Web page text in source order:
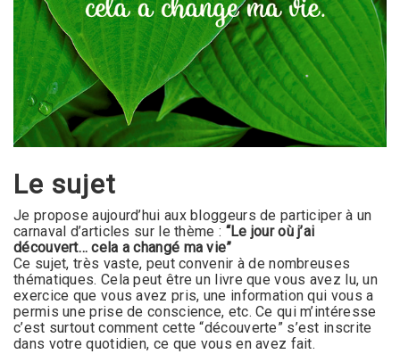
Le sujet
Je propose aujourd’hui aux bloggeurs de participer à un
carnaval d’articles sur le thème : “Le jour où j’ai
découvert… cela a changé ma vie”
Ce sujet, très vaste, peut convenir à de nombreuses
thématiques. Cela peut être un livre que vous avez lu, un
exercice que vous avez pris, une information qui vous a
permis une prise de conscience, etc. Ce qui m’intéresse
c’est surtout comment cette “découverte” s’est inscrite
dans votre quotidien, ce que vous en avez fait.